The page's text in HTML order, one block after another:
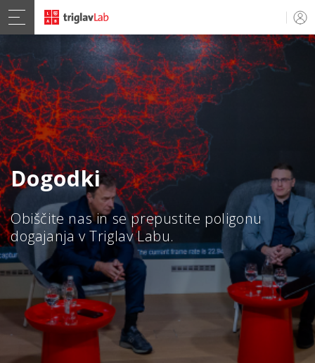
Dogodki
Obiščite nas in se prepustite poligonu
dogajanja v Triglav Labu.